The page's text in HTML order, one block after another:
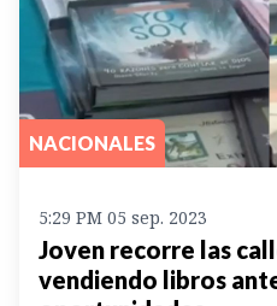
NACIONALES
5:29 PM 05 sep. 2023
Joven recorre las
vendiendo libros